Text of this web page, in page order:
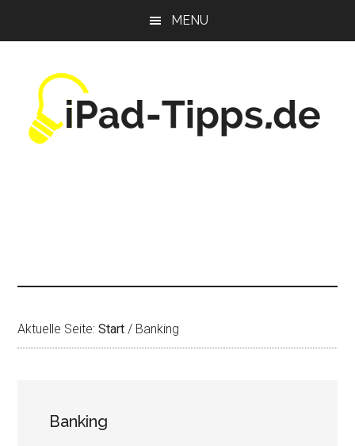
MENU
Aktuelle Seite:Start / Banking
Banking